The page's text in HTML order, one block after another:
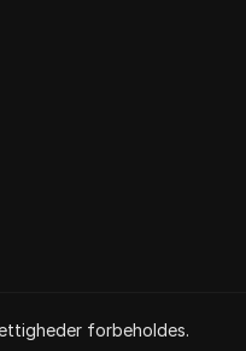
forbeholdes.